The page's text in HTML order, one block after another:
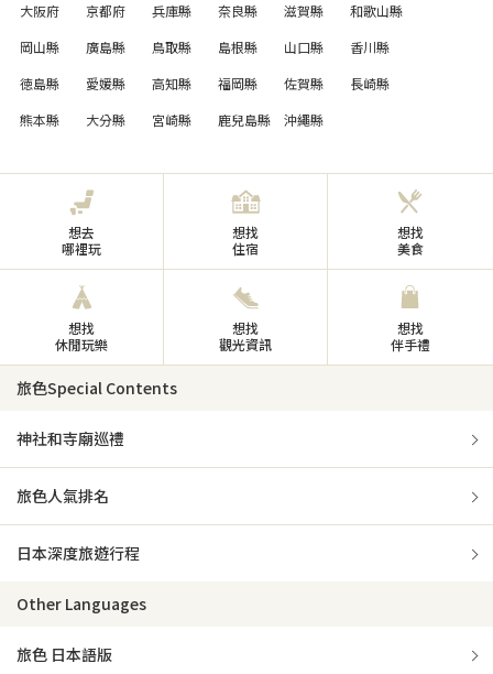
大阪府
京都府 兵庫縣 奈良縣 滋賀縣
和歌山縣
岡山縣
廣島縣 鳥取縣 島根縣 山口縣
香川縣
徳島縣
愛媛縣 高知縣 福岡縣 佐賀縣
長崎縣
熊本縣
大分縣 宮崎縣 鹿兒島縣 沖繩縣
想去
哪裡玩
想找
住宿
想找
美食
想找
休閒玩樂
想找
觀光資訊
想找
伴手禮
旅色Special Contents
神社和寺廟巡禮
旅色人氣排名
日本深度旅遊行程
Other Languages
旅色 日本語版